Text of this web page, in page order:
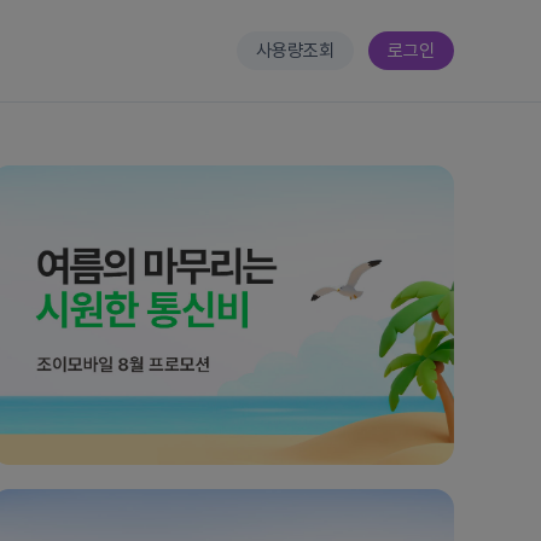
사용량조회 로그인